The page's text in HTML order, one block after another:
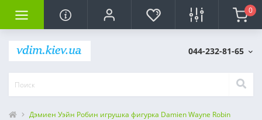
0
044-232-81-65
Дэмиен Уэйн Робин игрушка фигурка Damien Wayne Robin